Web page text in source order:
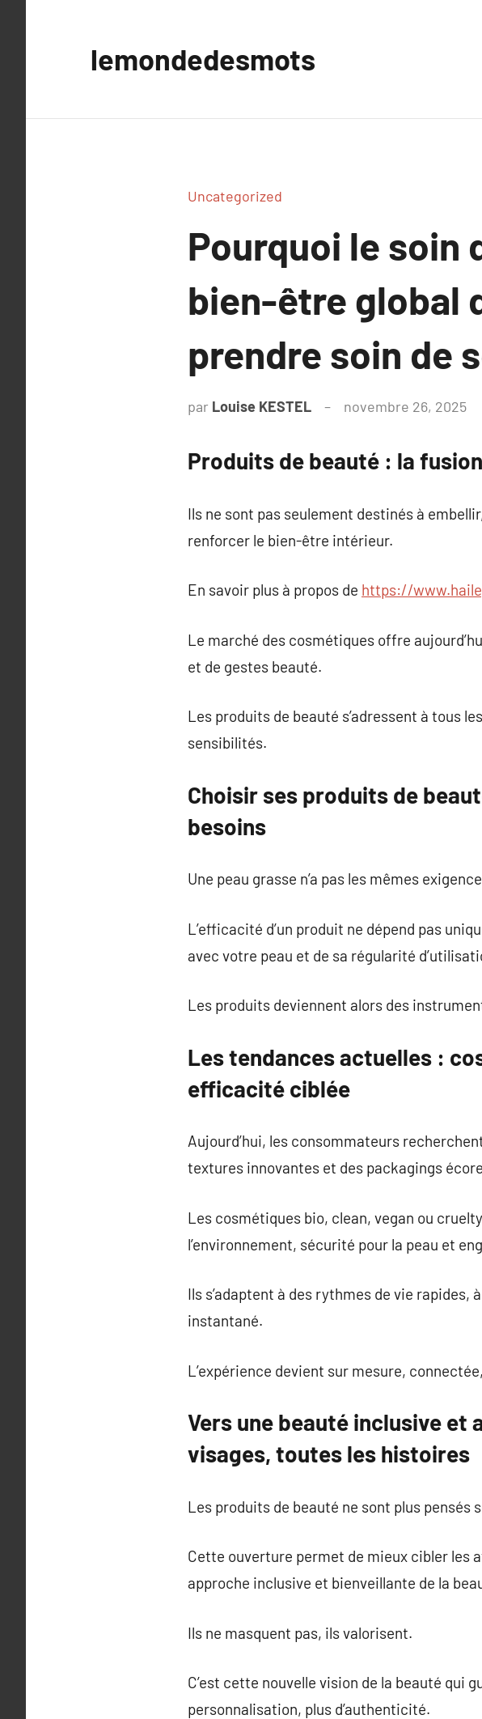
lemondedesmots
Uncategorized
Pourquoi le soin
bien-être global
prendre soin de
par Louise KESTEL novembre 26, 2025
Produits de beauté : la
Ils ne sont pas seulement destinés à
renforcer le bien-être intérieur.
En savoir plus à propos de https://
Le marché des cosmétiques offre
et de gestes beauté.
Les produits de beauté s’adressent à tous
sensibilités.
Choisir ses produits de
besoins
Une peau grasse n’a pas les mêmes
L’efficacité d’un produit ne dépend pas
avec votre peau et de sa régularité
Les produits deviennent alors des
Les tendances actuelles :
efficacité ciblée
Aujourd’hui, les consommateurs
textures innovantes et des packagings
Les cosmétiques bio, clean, vegan ou
l’environnement, sécurité pour la peau et
Ils s’adaptent à des rythmes de vie
instantané.
L’expérience devient sur mesure,
Vers une beauté inclusive
visages, toutes les histoires
Les produits de beauté ne sont plus pensés
Cette ouverture permet de mieux cibler les
approche inclusive et bienveillante de la
Ils ne masquent pas, ils valorisent.
C’est cette nouvelle vision de la beauté qui
personnalisation, plus d’authenticité.